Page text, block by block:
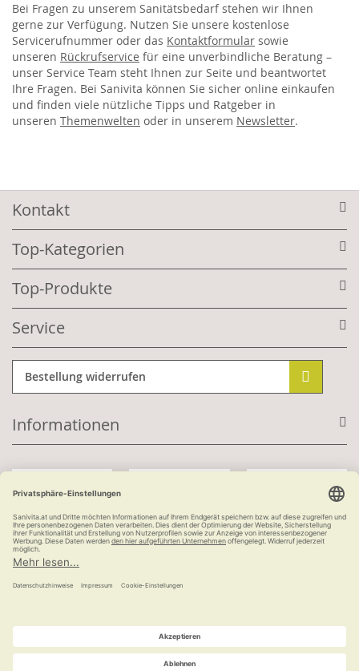
Bei Fragen zu unserem Sanitätsbedarf stehen wir Ihnen
gerne zur Verfügung. Nutzen Sie unsere kostenlose
Servicerufnummer oder das Kontaktformular sowie
unseren Rückrufservice für eine unverbindliche Beratung –
unser Service Team steht Ihnen zur Seite und beantwortet
Ihre Fragen. Bei Sanivita können Sie sicher online einkaufen
und finden viele nützliche Tipps und Ratgeber in
unseren Themenwelten oder in unserem Newsletter.
Kontakt
Top-Kategorien
Top-Produkte
Service
Bestellung widerrufen
Informationen
Kauf auf Rechnung
versandkostenfrei